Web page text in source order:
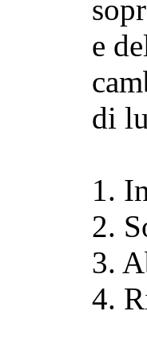
e
di
1.
2.
3.
4.